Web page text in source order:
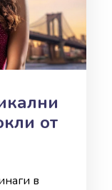
от
в